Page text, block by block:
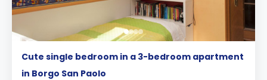
Cute single bedroom in a 3-bedroom apartment
in Borgo San Paolo